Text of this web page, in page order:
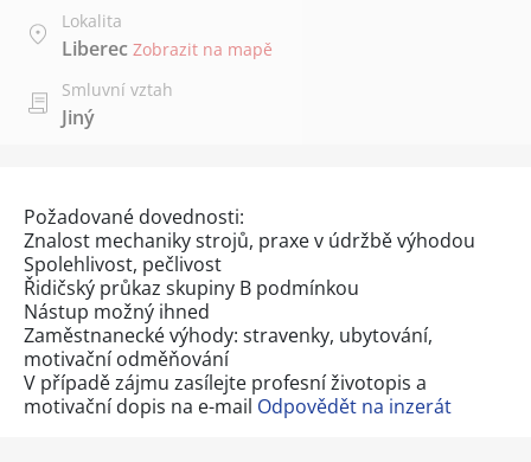
Lokalita
Liberec Zobrazit na mapě
Smluvní vztah
Jiný
Požadované dovednosti:
Znalost mechaniky strojů, praxe v údržbě výhodou
Spolehlivost, pečlivost
Řidičský průkaz skupiny B podmínkou
Nástup možný ihned
Zaměstnanecké výhody: stravenky, ubytování,
motivační odměňování
V případě zájmu zasílejte profesní životopis a
motivační dopis na e-mail Odpovědět na inzerát